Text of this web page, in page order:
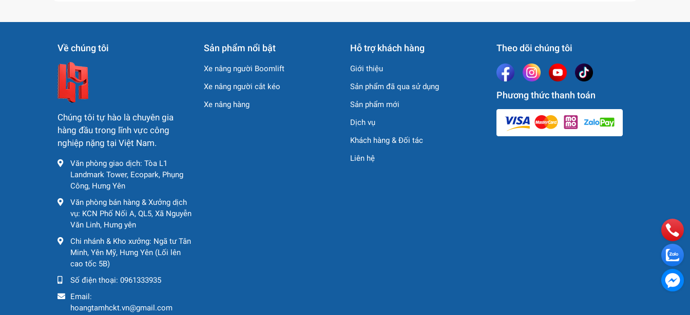
Về chúng tôi
Chúng tôi tự hào là chuyên gia
hàng đầu trong lĩnh vực công
nghiệp nặng tại Việt Nam.
Văn phòng giao dịch: Tòa L1
Landmark Tower, Ecopark, Phụng
Công, Hưng Yên
Văn phòng bán hàng & Xưởng dịch
vụ: KCN Phố Nối A, QL5, Xã Nguyễn
Văn Linh, Hưng yên
Chi nhánh & Kho xưởng: Ngã tư Tân
Minh, Yên Mỹ, Hưng Yên (Lối lên
cao tốc 5B)
Số điện thoại: 0961333935
Email:
hoangtamhckt.vn@gmail.com
Sản phẩm nổi bật
Xe nâng người Boomlift
Xe nâng người cắt kéo
Xe nâng hàng
Hỗ trợ khách hàng
Giới thiệu
Sản phẩm đã qua sử dụng
Sản phẩm mới
Dịch vụ
Khách hàng & Đối tác
Liên hệ
Theo dõi chúng tôi
Phương thức thanh toán